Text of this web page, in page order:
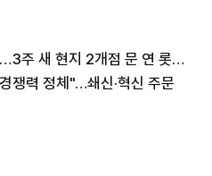
신동빈 베트남 공략 가속도…3주 새 현지 2개점 문 연 롯데마트
쟁력 정체"…쇄신·혁신 주문